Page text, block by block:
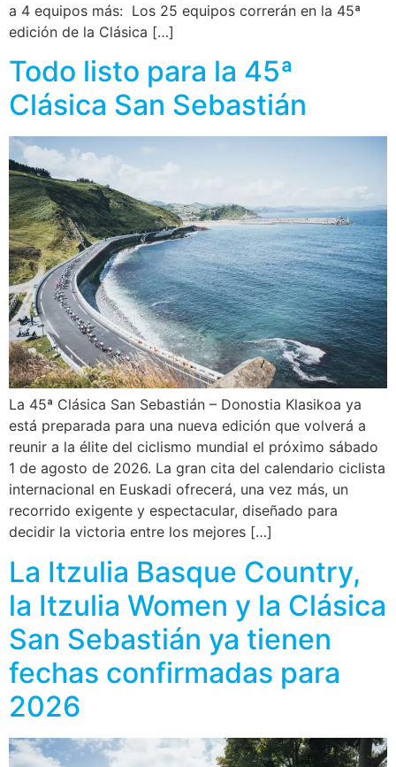
a 4 equipos más: Los 25 equipos correrán en la 45ª
edición de la Clásica […]
Todo listo para la 45ª
Clásica San Sebastián
La 45ª Clásica San Sebastián – Donostia Klasikoa ya
está preparada para una nueva edición que volverá a
reunir a la élite del ciclismo mundial el próximo sábado
1 de agosto de 2026. La gran cita del calendario ciclista
internacional en Euskadi ofrecerá, una vez más, un
recorrido exigente y espectacular, diseñado para
decidir la victoria entre los mejores […]
La Itzulia Basque Country,
la Itzulia Women y la Clásica
San Sebastián ya tienen
fechas confirmadas para
2026